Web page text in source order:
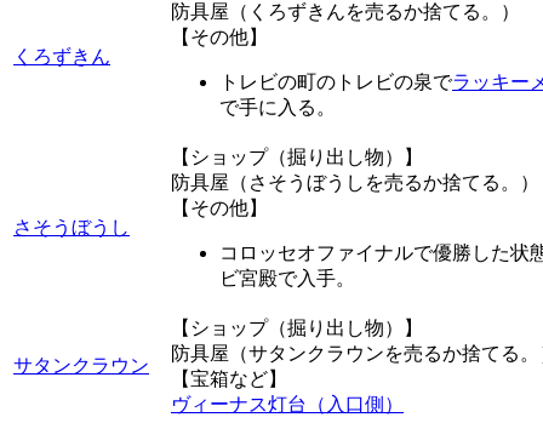
くろずきん
防具屋（くろずきんを売るか捨てる。）
【その他】
トレビの町のトレビの泉でラッキー
で手に入る。
さそうぼうし
【ショップ（掘り出し物）】
防具屋（さそうぼうしを売るか捨てる。）
【その他】
コロッセオファイナルで優勝した状
ビ宮殿で入手。
サタンクラウン
【ショップ（掘り出し物）】
防具屋（サタンクラウンを売るか捨てる。
【宝箱など】
ヴィーナス灯台（入口側）